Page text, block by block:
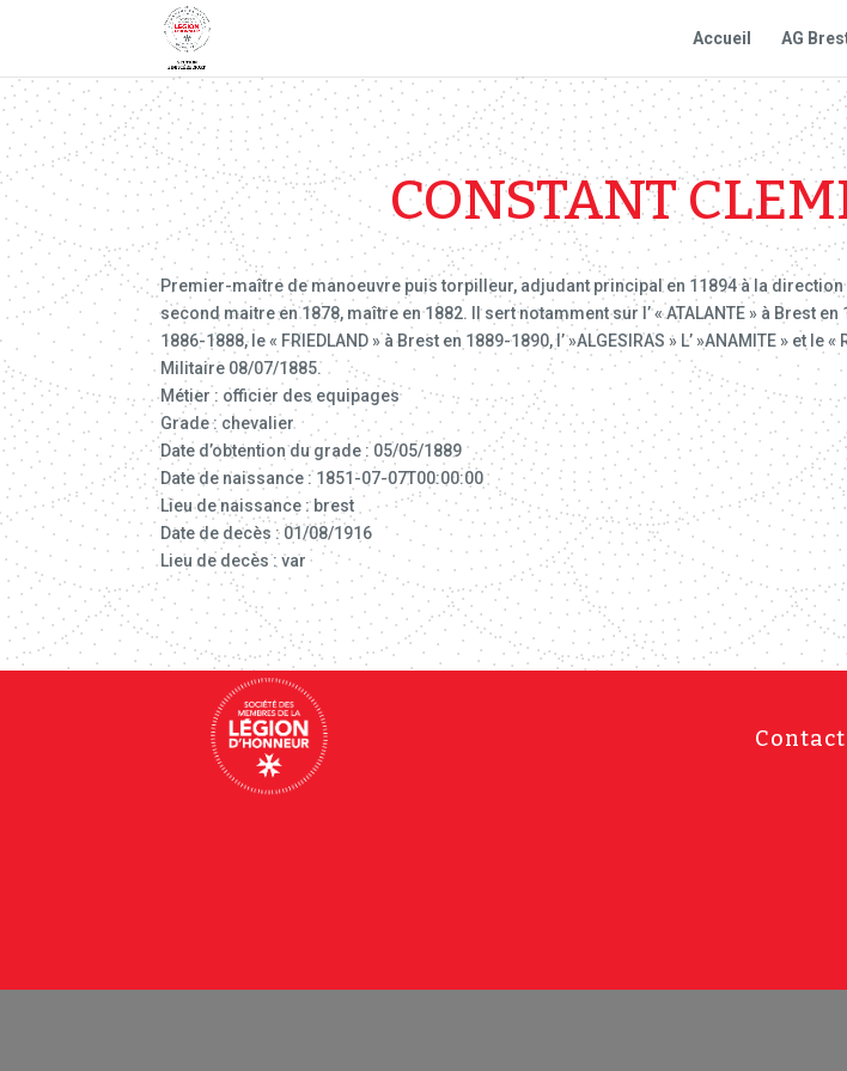
Accueil AG
CONSTANT
Premier-maître de manoeuvre puis torpilleur, adjudant principal en 11894 à la
second maitre en 1878, maître en 1882. Il sert notamment sur l’ « ATALANTE » à Brest en
1886-1888, le « FRIEDLAND » à Brest en 1889-1890, l’ »ALGESIRAS » L’ »ANAMITE » et
Militaire 08/07/1885.
Métier : officier des equipages
Grade : chevalier
Date d’obtention du grade : 05/05/1889
Date de naissance : 1851-07-07T00:00:00
Lieu de naissance : brest
Date de decès : 01/08/1916
Lieu de decès : var
Contact